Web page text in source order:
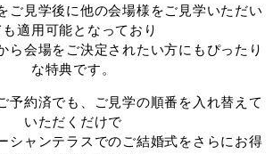
ご見学後に他の会場様をご見学いただい
も適用可能となっており
ら会場をご決定されたい方にもぴったり
な特典です。
予約済でも、ご見学の順番を入れ替えて
いただくだけで
シャンテラスでのご結婚式をさらにお得